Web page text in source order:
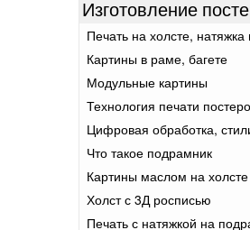
Изготовление
Печать на холсте,
Картины в раме, багете
Модульные картины
Технология печати
Цифровая обработка,
Что такое подрамник
Картины маслом на холсте
Холст с 3Д росписью
Печать с натяжкой на